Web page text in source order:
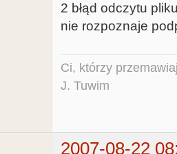
2 błąd odczytu
nie rozpoznaje
Ci, którzy
J. Tuwim
2007-08-22